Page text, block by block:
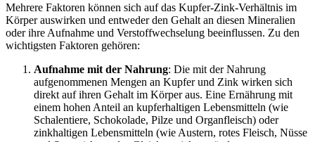
Mehrere Faktoren können sich auf das Kupfer-Zink-Verhältnis im
Körper auswirken und entweder den Gehalt an diesen Mineralien
oder ihre Aufnahme und Verstoffwechselung beeinflussen. Zu den
wichtigsten Faktoren gehören:
Aufnahme mit der Nahrung: Die mit der Nahrung
aufgenommenen Mengen an Kupfer und Zink wirken sich
direkt auf ihren Gehalt im Körper aus. Eine Ernährung mit
einem hohen Anteil an kupferhaltigen Lebensmitteln (wie
Schalentiere, Schokolade, Pilze und Organfleisch) oder
zinkhaltigen Lebensmitteln (wie Austern, rotes Fleisch, Nüsse